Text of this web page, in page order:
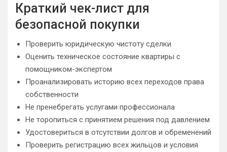
Краткий чек-лист для
безопасной покупки
Проверить юридическую чистоту сделки
Оценить техническое состояние квартиры с
помощником-экспертом
Проанализировать историю всех переходов права
собственности
Не пренебрегать услугами профессионала
Не торопиться с принятием решения под давлением
Удостовериться в отсутствии долгов и обременений
Проверить регистрацию всех жильцов и условия